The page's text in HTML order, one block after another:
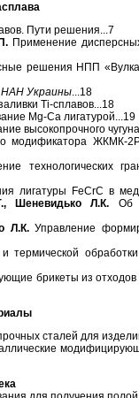
Пути решения...7
Применение
решения НПП
НАН Украины...18
Ti-сплавов...18
Mg-Ca лигатурой...19
высокопрочного
модификатора ЖКМК-
технологических
лигатуры FeCrC в
Шеневидько Л.К. Об
Л.К.Управление
термической
брикеты из отходов
сталей для